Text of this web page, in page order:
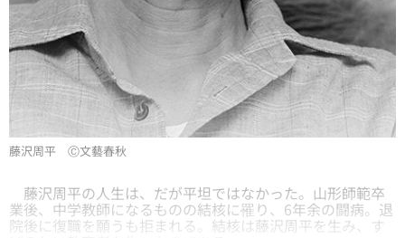
藤沢周平 Ⓒ文藝春秋
藤沢周平の人生は、だが平坦ではなかった。山形師範卒
業後、中学教師になるものの結核に罹り、6年余の闘病。退
院後に復職を願うも拒まれる。結核は藤沢周平を生み、す